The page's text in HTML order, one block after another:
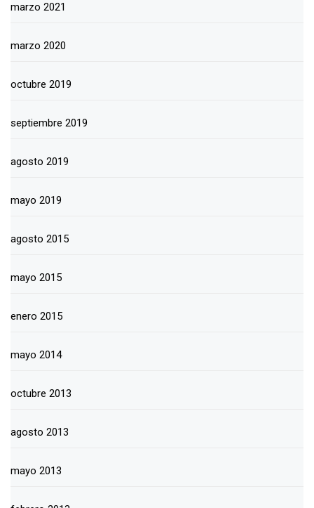
marzo 2021
marzo 2020
octubre 2019
septiembre 2019
agosto 2019
mayo 2019
agosto 2015
mayo 2015
enero 2015
mayo 2014
octubre 2013
agosto 2013
mayo 2013